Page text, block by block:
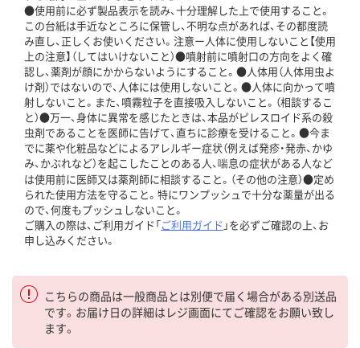
●使用前に必ず製品表示を読み、十分理解した上で使用すること。
この台紙は手近なところに保管し、不明な点があれば、その都度読
み直し、正しくお使いください。注意ー人体に使用しないこと【使用
上の注意】（してはいけないこと）●噴射前に噴射口の方向をよく確
認し、薬剤が顔にかからないようにすること。●人体用（人体用虫よ
け剤）ではないので、人体には使用しないこと。●人体に向かって噴
射しないこと。また、噴霧粒子を直接吸入しないこと。（相談するこ
と）●万一、身体に異常を感じたときは、本品がピレスロイド系の殺
虫剤であることを医師に告げて、直ちに診療を受けること。●今ま
でに薬や化粧品などによるアレルギー症状（例えば発疹・発赤、かゆ
み、かぶれなど）を起こしたことのある人、喘息の症状がある人など
は使用前に医師又は薬剤師に相談すること。（その他の注意）●定め
られた使用方法を守ること。特にワンプッシュで十分な薬量が出る
ので、何度もプッシュしないこと。
ご購入の際は、ご利用ガイド「ご利用ガイド 」を必ずご確認の上、お
申し込みください。
こちらの商品は一般商品とは別便で届く場合がある別送品
です。お届け日の詳細はレジ画面にてご確認をお願い致し
ます。